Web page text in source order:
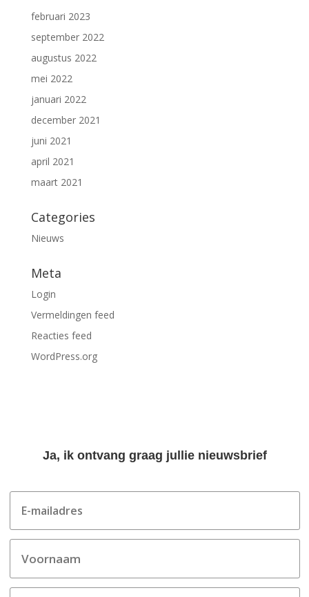
februari 2023
september 2022
augustus 2022
mei 2022
januari 2022
december 2021
juni 2021
april 2021
maart 2021
Categories
Nieuws
Meta
Login
Vermeldingen feed
Reacties feed
WordPress.org
Ja, ik ontvang graag jullie nieuwsbrief